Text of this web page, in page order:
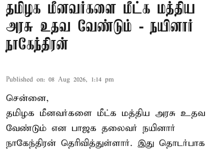
தமிழக மீனவர்களை மீட்க மத்திய
அரசு உதவ வேண்டும் - நயினார்
நாகேந்திரன்
Published on: 08 Aug 2026, 1:14 pm
சென்னை,
தமிழக மீனவர்களை மீட்க மத்திய அரசு உதவ
வேண்டும் என பாஜக தலைவர் நயினார்
நாகேந்திரன் தெரிவித்துள்ளார். இது தொடர்பாக